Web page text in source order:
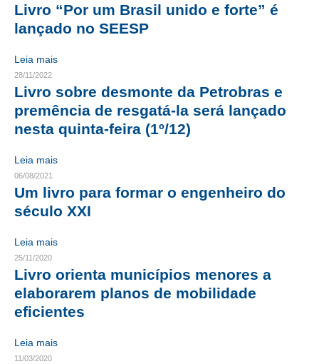
TRANSPARÊNCIA
ACORDOS, CONVENÇÕES E DISSÍDIOS
CONTRIBUIÇÕES
CONTRIBUIÇÃO ASSOCIATIVA OU ANUIDADE DE SÓCIO
REVISÃO DE APOSENTADORIA
FGTS EXPURGOS
FGTS CORREÇÃO
LEGISLAÇÃO
Livro “Por um Brasil unido e forte” é
lançado no SEESP
Leia mais
28/11/2022
Livro sobre desmonte da Petrobras e
premência de resgatá-la será lançado
nesta quinta-feira (1º/12)
Leia mais
06/08/2021
Um livro para formar o engenheiro do
século XXI
Leia mais
25/11/2020
Livro orienta municípios menores a
elaborarem planos de mobilidade
eficientes
Leia mais
11/03/2020